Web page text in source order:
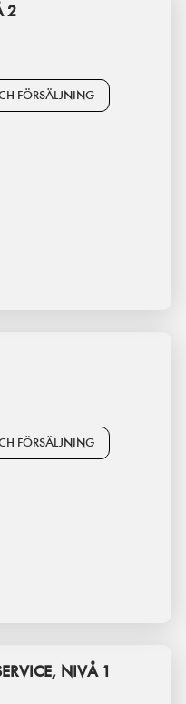
2
FÖRSÄLJNING
FÖRSÄLJNING
NIVÅ 1